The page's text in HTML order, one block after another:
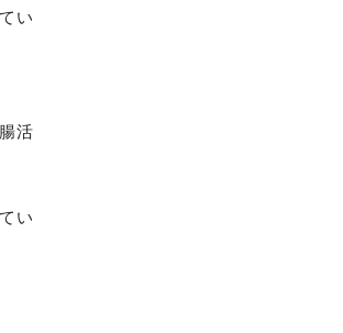
い
活
い